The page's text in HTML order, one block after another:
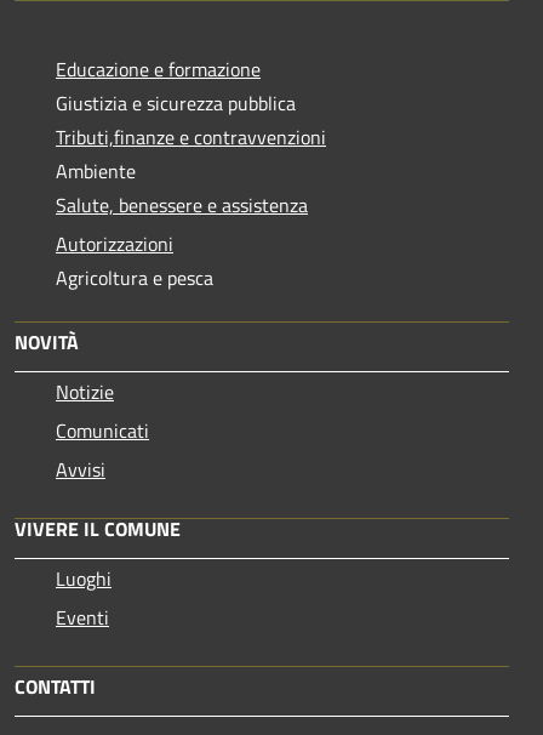
Educazione e formazione
Giustizia e sicurezza pubblica
Tributi,finanze e contravvenzioni
Ambiente
Salute, benessere e assistenza
Autorizzazioni
Agricoltura e pesca
NOVITÀ
Notizie
Comunicati
Avvisi
VIVERE IL COMUNE
Luoghi
Eventi
CONTATTI